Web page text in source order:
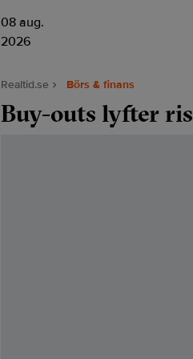
08 aug.
2026
Realtid.se Börs & finans
Buy-outs lyfter